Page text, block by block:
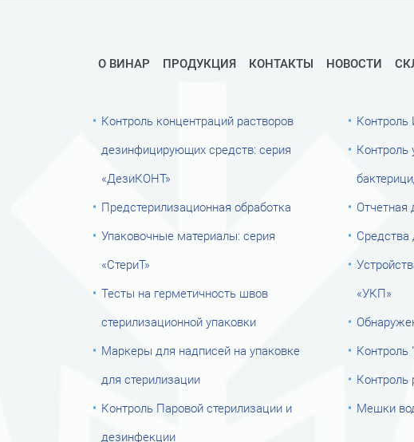
О ВИНАР ПРОДУКЦИЯ КОНТАКТЫ НОВОСТИ
Контроль концентраций растворов
дезинфицирующих средств: серия
«ДезиКОНТ»
Предстерилизационная обработка
Упаковочные материалы: серия
«СтериТ»
Тесты на герметичность швов
стерилизационной упаковки
Маркеры для надписей на упаковке
для стерилизации
Контроль Паровой стерилизации и
дезинфекции
Контроль
Контроль
Отчетная
«УКП»
Контроль
Контроль
Мешки